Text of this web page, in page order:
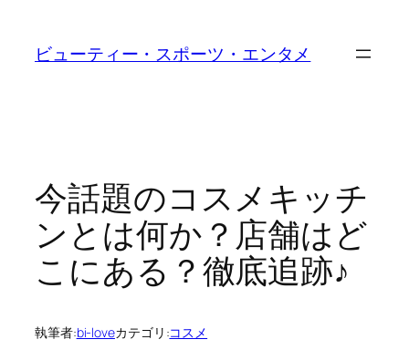
ビューティー・スポーツ・エンタメ
今話題のコスメキッチ
ンとは何か？店舗はど
こにある？徹底追跡♪
執筆者:bi-loveカテゴリ:コスメ